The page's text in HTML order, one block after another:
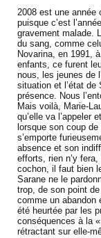
2008 est une année
puisque c’est
gravement malade.
du sang, comme
Novarina, en 1991,
enfants, ce furent
nous, les jeunes de
situation et l’état de
présence. Nous
Mais voilà, Marie-
qu’elle va l’appeler
lorsque son coup
s’emporte
absence et son
efforts, rien n’y
cochon, il faut bien
Sarane ne le
trop, de son point
comme un abandon
été heurtée par les
conséquences à la
rétractant sur elle-